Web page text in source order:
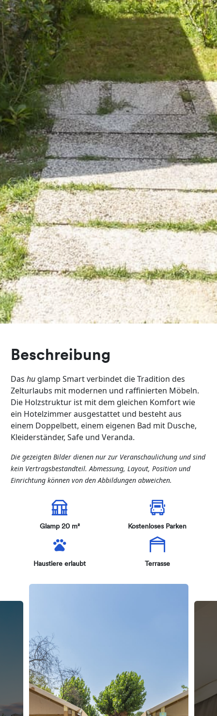
Beschreibung
Dashu glamp Smart verbindet die Tradition des
Zelturlaubs mit modernen und raffinierten Möbeln.
Die Holzstruktur ist mit dem gleichen Komfort wie
ein Hotelzimmer ausgestattet und besteht aus
einem Doppelbett, einem eigenen Bad mit Dusche,
Kleiderständer, Safe und Veranda.
Die gezeigten Bilder dienen nur zur Veranschaulichung und sind
kein Vertragsbestandteil. Abmessung, Layout, Position und
Einrichtung können von den Abbildungen abweichen.
Glamp 20 m² Kostenloses Parken
Haustiere erlaubt Terrasse